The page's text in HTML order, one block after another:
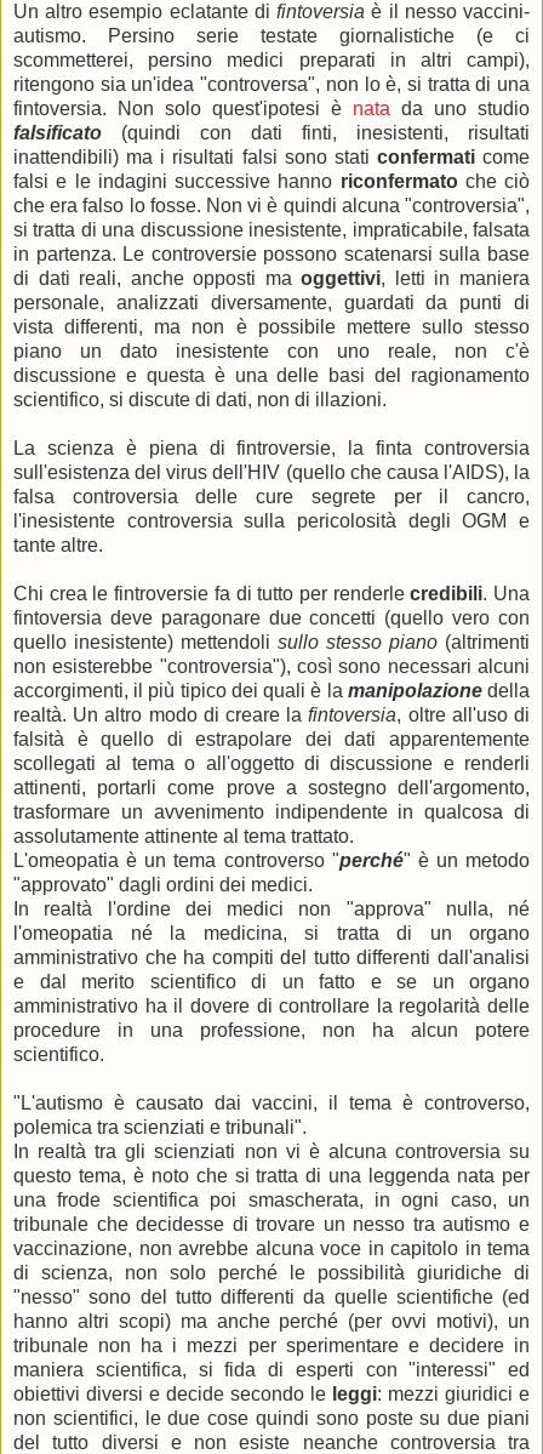
Un altro esempio eclatante difintoversiaè il nesso vaccini-
autismo. Persino serie testate giornalistiche (e ci
scommetterei, persino medici preparati in altri campi),
ritengono sia un'idea "controversa", non lo è, si tratta di una
fintoversia. Non solo quest'ipotesi è nata da uno studio
falsificato (quindi con dati finti, inesistenti, risultati
inattendibili) ma i risultati falsi sono stati confermati come
falsi e le indagini successive hanno riconfermato che ciò
che era falso lo fosse. Non vi è quindi alcuna "controversia",
si tratta di una discussione inesistente, impraticabile, falsata
in partenza. Le controversie possono scatenarsi sulla base
di dati reali, anche opposti maoggettivi, letti in maniera
personale, analizzati diversamente, guardati da punti di
vista differenti, ma non è possibile mettere sullo stesso
piano un dato inesistente con uno reale, non c'è
discussione e questa è una delle basi del ragionamento
scientifico, si discute di dati, non di illazioni.
La scienza è piena di fintroversie, la finta controversia
sull'esistenza del virus dell'HIV (quello che causa l'AIDS), la
falsa controversia delle cure segrete per il cancro,
l'inesistente controversia sulla pericolosità degli OGM e
tante altre.
Chi crea le fintroversie fa di tutto per renderlecredibili. Una
fintoversia deve paragonare due concetti (quello vero con
quello inesistente) mettendoli sullo stesso piano (altrimenti
non esisterebbe "controversia"), così sono necessari alcuni
accorgimenti, il più tipico dei quali è la manipolazionedella
realtà. Un altro modo di creare lafintoversia, oltre all'uso di
falsità è quello di estrapolare dei dati apparentemente
scollegati al tema o all'oggetto di discussione e renderli
attinenti, portarli come prove a sostegno dell'argomento,
trasformare un avvenimento indipendente in qualcosa di
assolutamente attinente al tema trattato.
L'omeopatia è un tema controverso "perché" è un metodo
"approvato" dagli ordini dei medici.
In realtà l'ordine dei medici non "approva" nulla, né
l'omeopatia né la medicina, si tratta di un organo
amministrativo che ha compiti del tutto differenti dall'analisi
e dal merito scientifico di un fatto e se un organo
amministrativo ha il dovere di controllare la regolarità delle
procedure in una professione, non ha alcun potere
scientifico.
"L'autismo è causato dai vaccini, il tema è controverso,
polemica tra scienziati e tribunali".
In realtà tra gli scienziati non vi è alcuna controversia su
questo tema, è noto che si tratta di una leggenda nata per
una frode scientifica poi smascherata, in ogni caso, un
tribunale che decidesse di trovare un nesso tra autismo e
vaccinazione, non avrebbe alcuna voce in capitolo in tema
di scienza, non solo perché le possibilità giuridiche di
"nesso" sono del tutto differenti da quelle scientifiche (ed
hanno altri scopi) ma anche perché (per ovvi motivi), un
tribunale non ha i mezzi per sperimentare e decidere in
maniera scientifica, si fida di esperti con "interessi" ed
obiettivi diversi e decide secondo le leggi: mezzi giuridici e
non scientifici, le due cose quindi sono poste su due piani
del tutto diversi e non esiste neanche controversia tra